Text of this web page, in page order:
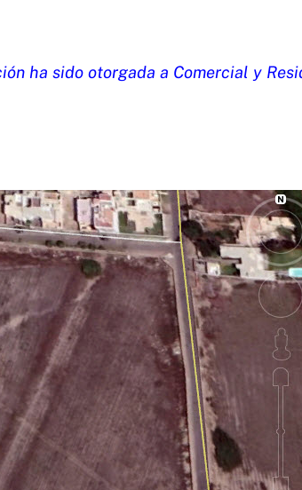
ha sido otorgada a Comercial y